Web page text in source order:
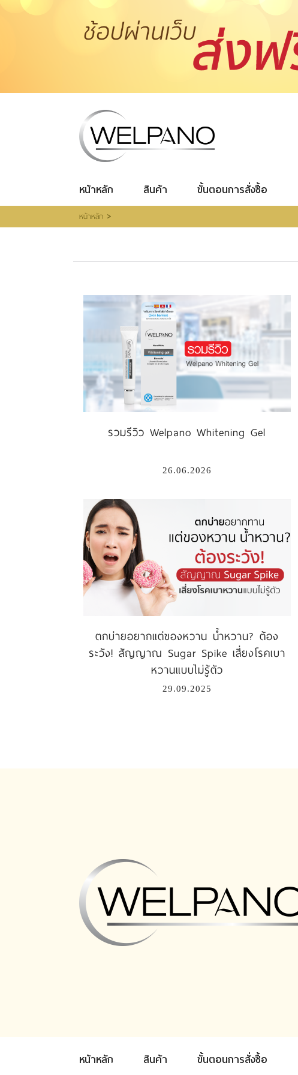
สินค้าที่สนใจ(0)
ขั้นตอนการสั่งซื้อ
โปรโมชั่น
รีวิววีดีโอ
แจ้งชำระเงิน
หน้าหลัก สินค้า ขั้นตอนการสั่งซื้อ
หน้าหลัก >
รวมรีวิว Welpano Whitening Gel
26.06.2026
ตกบ่ายอยากแต่ของหวาน น้ำหวาน? ต้อง
ระวัง! สัญญาณ Sugar Spike เสี่ยงโรคเบา
หวานแบบไม่รู้ตัว
29.09.2025
หน้าหลัก สินค้า ขั้นตอนการสั่งซื้อ